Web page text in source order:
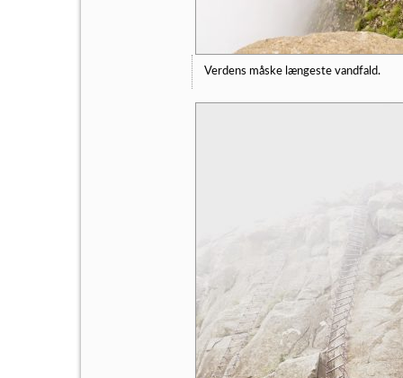
Verdens måske længeste vandfald.